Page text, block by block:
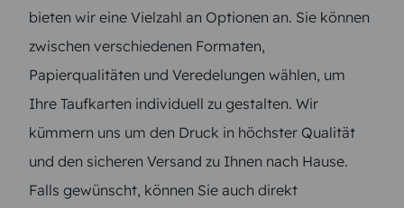
bieten wir eine Vielzahl an Optionen an. Sie können
zwischen verschiedenen Formaten,
Papierqualitäten und Veredelungen wählen, um
Ihre Taufkarten individuell zu gestalten. Wir
kümmern uns um den Druck in höchster Qualität
und den sicheren Versand zu Ihnen nach Hause.
Falls gewünscht, können Sie auch direkt